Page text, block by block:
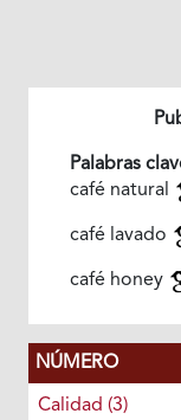
Palabras
café natural
café lavado
café honey
NÚMERO
Calidad (3)